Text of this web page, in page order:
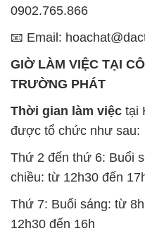
0902.765.866
📧 Email:
GIỜ LÀM VIỆC TẠI
TRƯỜNG PHÁT
Thời gian làm việc tại
được tổ chức như sau:
Thứ 2 đến thứ 6: Buổi
chiều: từ 12h30 đến
Thứ 7: Buổi sáng: từ
12h30 đến 16h